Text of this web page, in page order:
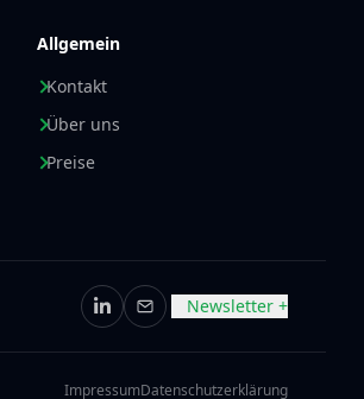
Allgemein
Kontakt
Über uns
Preise
LinkedIn
E-MailNewsletter +
ImpressumDatenschutzerklärung